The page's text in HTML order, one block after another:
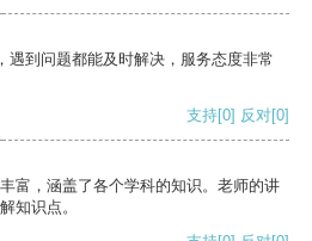
遇到问题都能及时解决，服务态度非常
支持[0] 反对[0]
富，涵盖了各个学科的知识。老师的讲
知识点。